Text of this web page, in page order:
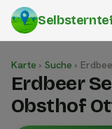
Karte › Suche ›
Erdbeer
Obsthof